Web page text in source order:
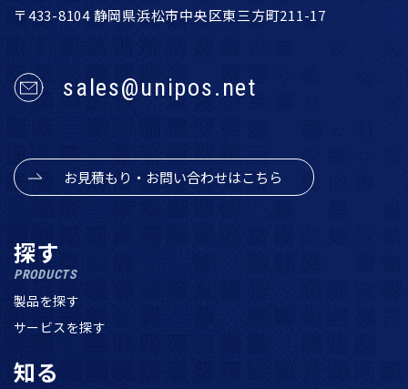
〒433-8104 静岡県浜松市中央区東三方町211-17
sales@unipos.net
お見積もり・お問い合わせはこちら
探す
PRODUCTS
製品を探す
サービスを探す
知る